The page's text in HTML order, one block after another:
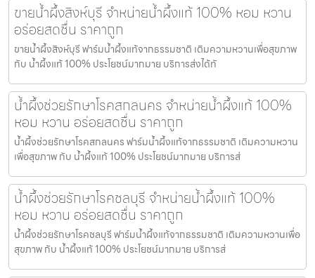
ขายน้ำผึ้งสิงห์บุรี จำหน่ายน้ำผึ้งแท้ 100% หอม หวาน
อร่อยสดชื่น ราคาถูก
ขายน้ำผึ้งสิงห์บุรี ฟาร์มน้ำผึ้งแท้จากธรรมชาติ เติมความหวานเพื่อสุขภาพ
กับ น้ำผึ้งแท้ 100% ประโยชน์มากมาย บริการส่งได้ทั
น้ำผึ้งช่วยรักษาโรคสกลนคร จำหน่ายน้ำผึ้งแท้ 100%
หอม หวาน อร่อยสดชื่น ราคาถูก
น้ำผึ้งช่วยรักษาโรคสกลนคร ฟาร์มน้ำผึ้งแท้จากธรรมชาติ เติมความหวาน
เพื่อสุขภาพ กับ น้ำผึ้งแท้ 100% ประโยชน์มากมาย บริการส่
น้ำผึ้งช่วยรักษาโรคชลบุรี จำหน่ายน้ำผึ้งแท้ 100%
หอม หวาน อร่อยสดชื่น ราคาถูก
น้ำผึ้งช่วยรักษาโรคชลบุรี ฟาร์มน้ำผึ้งแท้จากธรรมชาติ เติมความหวานเพื่อ
สุขภาพ กับ น้ำผึ้งแท้ 100% ประโยชน์มากมาย บริการส่